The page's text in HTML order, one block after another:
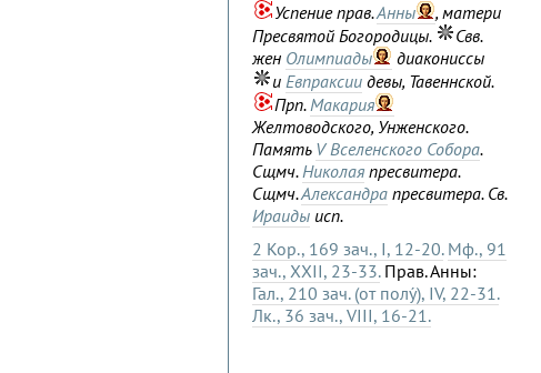
Успение прав.Анны
, матери
Пресвятой Богородицы.
Свв.
жен Олимпиады
диакониссы
и Евпраксии девы, Тавеннской.
Прп.Макария
Желтоводского, Унженского.
Память V Вселенского Собора.
Сщмч.Николая пресвитера.
Сщмч.Александра пресвитера. Св.
Ираиды исп.
2 Кор., 169 зач., I, 12-20. Мф., 91
зач., XXII, 23-33.Прав. Анны:
Гал., 210 зач. (от полу́), IV, 22-31.
Лк., 36 зач., VIII, 16-21.